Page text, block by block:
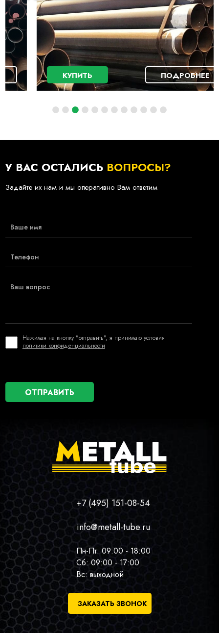
КУПИТЬ ПОДРОБНЕЕ
У ВАС ОСТАЛИСЬ ВОПРОСЫ?
Задайте их нам и мы оперативно Вам ответим
Нажимая на кнопку "отправить", я принимаю условия
политики конфиденциальности
+7 (495) 151-08-54
info@metall-tube.ru
Пн-Пт: 09:00 - 18:00
Сб: 09:00 - 17:00
Вс: выходной
ЗАКАЗАТЬ ЗВОНОК